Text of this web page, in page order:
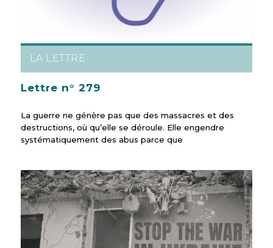
LA LETTRE
Lettre n° 279
La guerre ne génère pas que des massacres et des
destructions, où qu’elle se déroule. Elle engendre
systématiquement des abus parce que